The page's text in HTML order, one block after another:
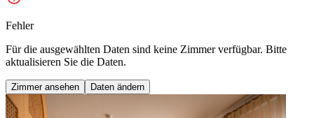
Fehler
Für die ausgewählten Daten sind keine Zimmer verfügbar. Bitte
aktualisieren Sie die Daten.
Zimmer ansehen Daten ändern